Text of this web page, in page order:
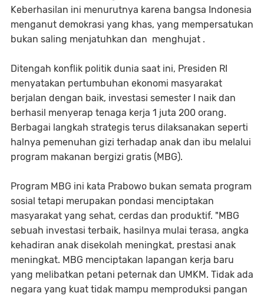
Keberhasilan ini menurutnya karena bangsa Indonesia
menganut demokrasi yang khas, yang mempersatukan
bukan saling menjatuhkan dan menghujat .
Ditengah konflik politik dunia saat ini, Presiden RI
menyatakan pertumbuhan ekonomi masyarakat
berjalan dengan baik, investasi semester I naik dan
berhasil menyerap tenaga kerja 1 juta 200 orang.
Berbagai langkah strategis terus dilaksanakan seperti
halnya pemenuhan gizi terhadap anak dan ibu melalui
program makanan bergizi gratis (MBG).
Program MBG ini kata Prabowo bukan semata program
sosial tetapi merupakan pondasi menciptakan
masyarakat yang sehat, cerdas dan produktif. "MBG
sebuah investasi terbaik, hasilnya mulai terasa, angka
kehadiran anak disekolah meningkat, prestasi anak
meningkat. MBG menciptakan lapangan kerja baru
yang melibatkan petani peternak dan UMKM. Tidak ada
negara yang kuat tidak mampu memproduksi pangan